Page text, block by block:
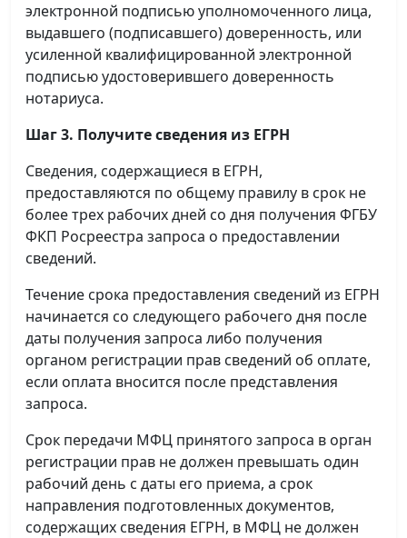
электронной подписью уполномоченного лица,
выдавшего (подписавшего) доверенность, или
усиленной квалифицированной электронной
подписью удостоверившего доверенность
нотариуса.
Шаг 3. Получите сведения из ЕГРН
Сведения, содержащиеся в ЕГРН,
предоставляются по общему правилу в срок не
более трех рабочих дней со дня получения ФГБУ
ФКП Росреестра запроса о предоставлении
сведений.
Течение срока предоставления сведений из ЕГРН
начинается со следующего рабочего дня после
даты получения запроса либо получения
органом регистрации прав сведений об оплате,
если оплата вносится после представления
запроса.
Срок передачи МФЦ принятого запроса в орган
регистрации прав не должен превышать один
рабочий день с даты его приема, а срок
направления подготовленных документов,
содержащих сведения ЕГРН, в МФЦ не должен